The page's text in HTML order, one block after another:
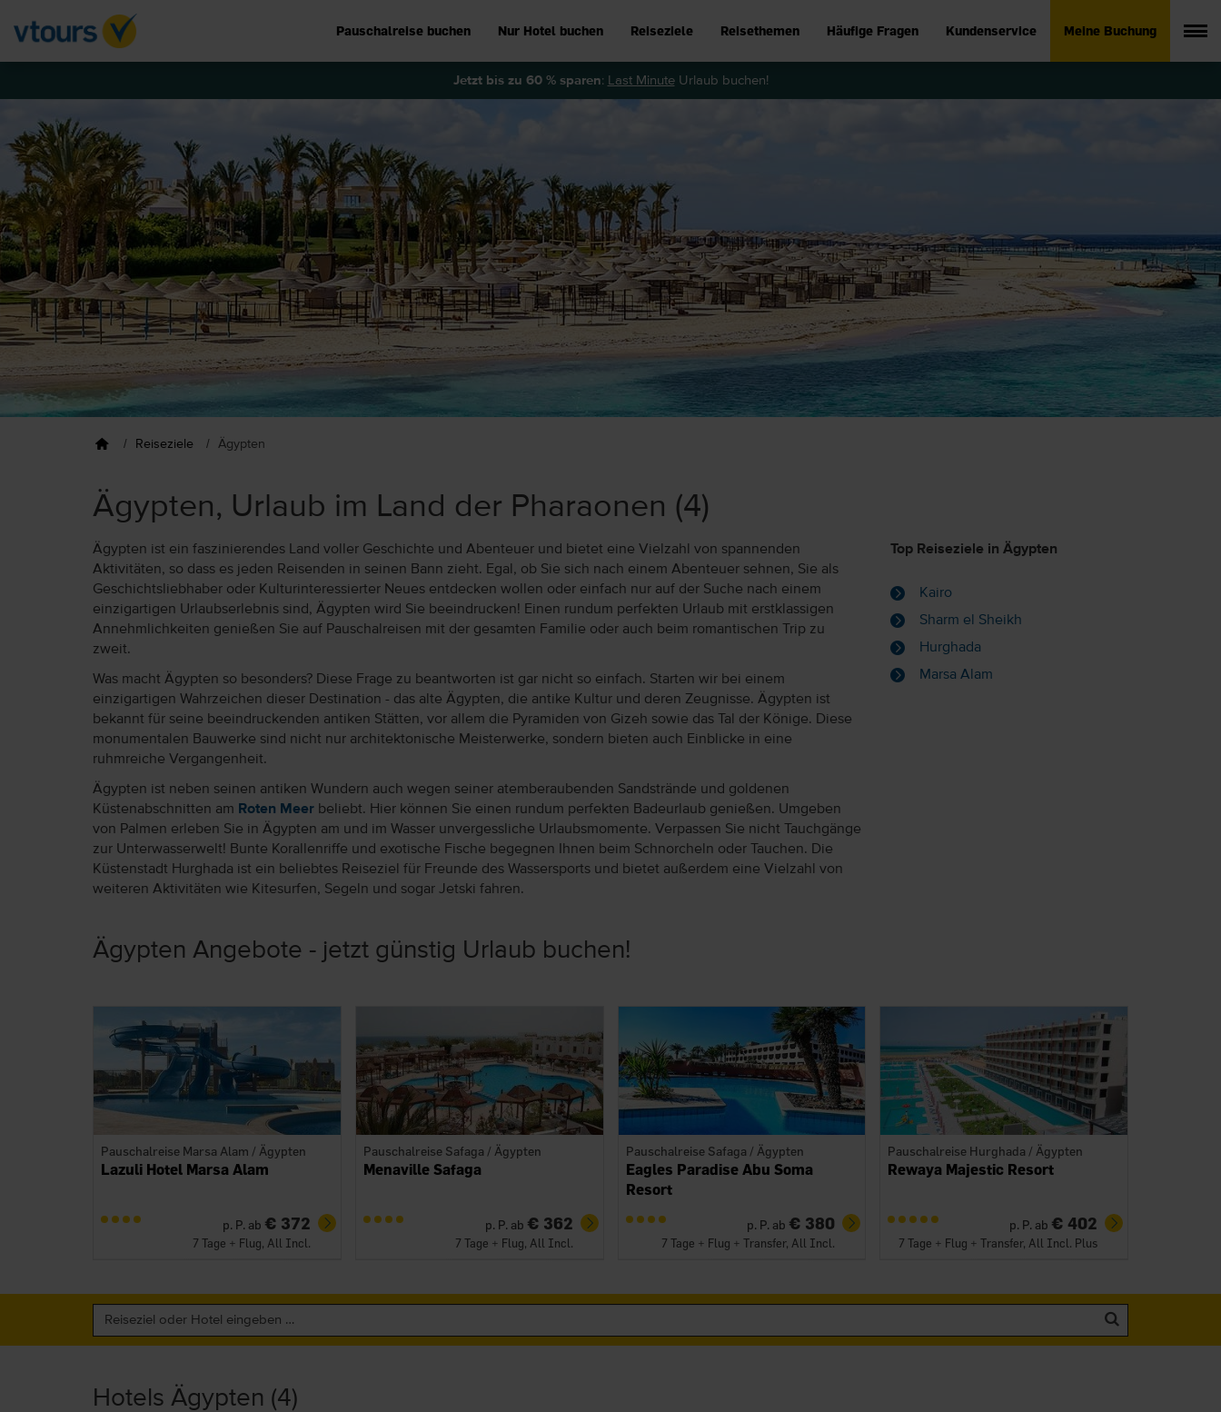
Pauschalreise buchen Nur Hotel buchen Reiseziele Reisethemen Häufige Fragen Kundenservice Meine Buchung
Jetzt bis zu 60 % sparen: Last MinuteUrlaub buchen!
Reiseziele Ägypten
Ägypten, Urlaub im Land der Pharaonen (4)
Ägypten ist ein faszinierendes Land voller Geschichte und Abenteuer und bietet eine Vielzahl von spannenden
Aktivitäten, so dass es jeden Reisenden in seinen Bann zieht. Egal, ob Sie sich nach einem Abenteuer sehnen, Sie als
Geschichtsliebhaber oder Kulturinteressierter Neues entdecken wollen oder einfach nur auf der Suche nach einem
einzigartigen Urlaubserlebnis sind, Ägypten wird Sie beeindrucken! Einen rundum perfekten Urlaub mit erstklassigen
Annehmlichkeiten genießen Sie auf Pauschalreisen mit der gesamten Familie oder auch beim romantischen Trip zu
zweit.
Was macht Ägypten so besonders? Diese Frage zu beantworten ist gar nicht so einfach. Starten wir bei einem
einzigartigen Wahrzeichen dieser Destination - das alte Ägypten, die antike Kultur und deren Zeugnisse. Ägypten ist
bekannt für seine beeindruckenden antiken Stätten, vor allem die Pyramiden von Gizeh sowie das Tal der Könige. Diese
monumentalen Bauwerke sind nicht nur architektonische Meisterwerke, sondern bieten auch Einblicke in eine
ruhmreiche Vergangenheit.
Ägypten ist neben seinen antiken Wundern auch wegen seiner atemberaubenden Sandstrände und goldenen
Küstenabschnitten am Roten Meer beliebt. Hier können Sie einen rundum perfekten Badeurlaub genießen. Umgeben
von Palmen erleben Sie in Ägypten am und im Wasser unvergessliche Urlaubsmomente. Verpassen Sie nicht Tauchgänge
zur Unterwasserwelt! Bunte Korallenriffe und exotische Fische begegnen Ihnen beim Schnorcheln oder Tauchen. Die
Küstenstadt Hurghada ist ein beliebtes Reiseziel für Freunde des Wassersports und bietet außerdem eine Vielzahl von
weiteren Aktivitäten wie Kitesurfen, Segeln und sogar Jetski fahren.
Top Reiseziele in Ägypten
Kairo
Sharm el Sheikh
Hurghada
Marsa Alam
Ägypten Angebote - jetzt günstig Urlaub buchen!
Pauschalreise Marsa Alam / Ägypten
Lazuli Hotel Marsa Alam
p. P. ab € 372
7 Tage + Flug, All Incl.
Pauschalreise Safaga / Ägypten
Menaville Safaga
p. P. ab € 362
7 Tage + Flug, All Incl.
Pauschalreise Safaga / Ägypten
Eagles Paradise Abu Soma
Resort
p. P. ab € 380
7 Tage + Flug + Transfer, All Incl.
Pauschalreise Hurghada / Ägypten
Rewaya Majestic Resort
p. P. ab € 402
7 Tage + Flug + Transfer, All Incl. Plus
Hotels Ägypten (4)